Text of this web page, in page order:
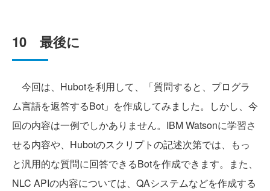
10 最後に
今回は、Hubotを利用して、「質問すると、プログラ
ム言語を返答するBot」を作成してみました。しかし、今
回の内容は一例でしかありません。IBM Watsonに学習さ
せる内容や、Hubotのスクリプトの記述次第では、もっ
と汎用的な質問に回答できるBotを作成できます。また、
NLC APIの内容については、QAシステムなどを作成する